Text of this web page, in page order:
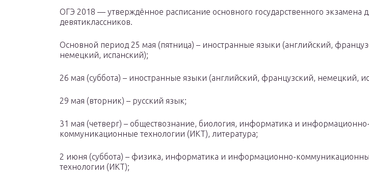
ОГЭ 2018 — утверждённое расписание основного государственного экзамена
девятиклассников.
Основной период 25 мая (пятница) – иностранные языки (английский,
немецкий, испанский);
26 мая (суббота) – иностранные языки (английский, французский, немецкий,
29 мая (вторник) – русский язык;
31 мая (четверг) – обществознание, биология, информатика и информационно-
коммуникационные технологии (ИКТ), литература;
2 июня (суббота) – физика, информатика и информационно-
технологии (ИКТ);